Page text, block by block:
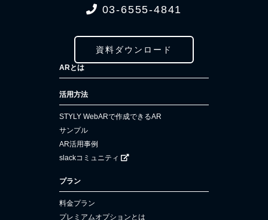
03-6555-4841
資料ダウンロード
ARとは
活用方法
STYLY WebARで作成できるAR
サンプル
AR活用事例
slackコミュニティ
プラン
料金プラン
プレミアムオプションとは